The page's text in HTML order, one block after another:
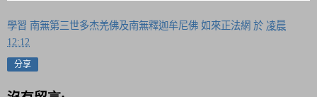
學習 南無第三世多杰羌佛及南無釋迦牟尼佛 如來正法網 於 凌晨
12:12
分享